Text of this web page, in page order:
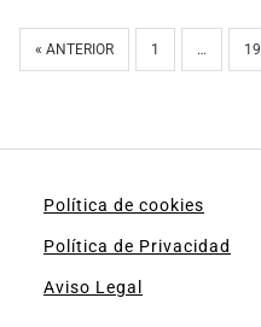
« ANTERIOR 1 … 19
Política de cookies
Política de Privacidad
Aviso Legal